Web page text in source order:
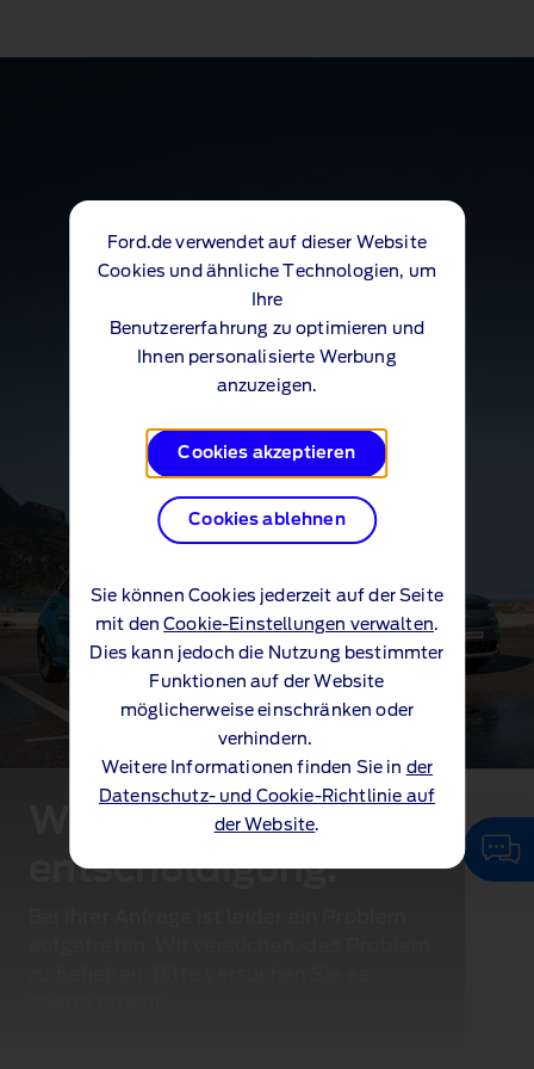
Ford.de verwendet auf dieser Website
Cookies und ähnliche Technologien, um
Ihre
Benutzererfahrung zu optimieren und
Ihnen personalisierte Werbung
anzuzeigen.
Cookies akzeptieren
Cookies ablehnen
Sie können Cookies jederzeit auf der Seite
mit denCookie-Einstellungen verwalten.
Dies kann jedoch die Nutzung bestimmter
Funktionen auf der Website
möglicherweise einschränken oder
verhindern.
Weitere Informationen finden Sie in der
Datenschutz- und Cookie-Richtlinie auf
der Website.
Wir bitten um
entschuldigung.